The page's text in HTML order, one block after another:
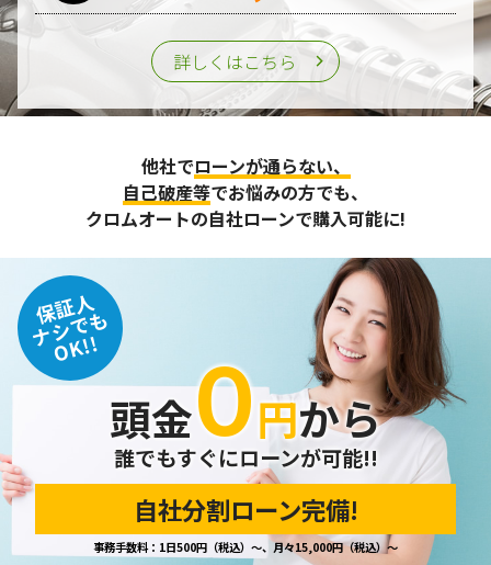
個人情報は、ご本人の同意を得た場合または法令の定めがあ
る場合を除き、第三者に提供することはいたしません。
個人情報の管理
失、破壊、改ざん及び漏えいなどに対する予防ならびに是正
に努め、合理的な安全対策を講じます。
また、個人情報保護に関する法令およびその他の規範を遵守
するとともに、この方針に基づく個人情報保護規程や体制を
定め、その内容を継続的に見直し、改善に努めます。
個人情報の訂正･削除・開示
ご本人から、登録されている個人情報について訂正・削除・
開示の請求があった場合は、迅速に対応いたします。
当ホームページが保有する個人情報の取り扱い、および訂
正・削除・開示等に関するお問い合わせ先は、以下の通りで
個人情報保護担当窓口
当社の「個人情報の取扱い」に関するお問い合わせは、下記
詳しくはこちら
他社でローンが通らない、
自己破産等でお悩みの方でも、
クロムオートの自社ローンで購入可能に!
保証人
ナシでも
OK!!
頭金０円から
誰でもすぐにローンが可能!!
自社分割ローン完備!
事務手数料：1日500円（税込）～、月々15,000円（税込）～